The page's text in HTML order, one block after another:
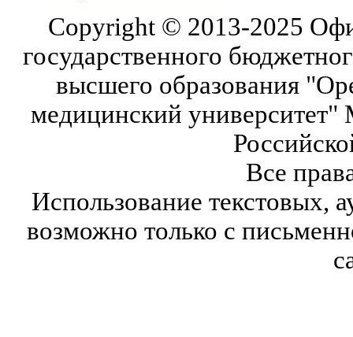
Copyright © 2013-2025
государственного
высшего образования
медицинский университет"
Все
Использование текстовых,
возможно только с